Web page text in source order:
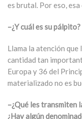
es brutal. Por eso,
–¿Y cuál es su pálpito?
Llama la atención
cantidad tan
Europa y 36 del
materializado no es
–¿Qué les transmiten
¿Hay algún